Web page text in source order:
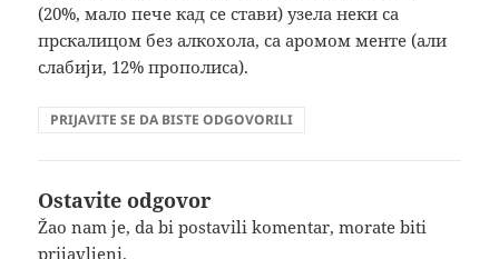
(20%, мало пече кад се стави) узела неки са
прскалицом без алкохола, са аромом менте (али
слабији, 12% прополиса).
PRIJAVITE SE DA BISTE ODGOVORILI
Ostavite odgovor
Žao nam je, da bi postavili komentar, moratebiti
prijavljeni.